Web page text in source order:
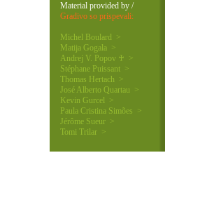
Material provided by /
Gradivo so prispevali:
Michel Boulard >
Matija Gogala >
Andrej V. Popov ♰ >
Stéphane Puissant >
Thomas Hertach >
José Alberto Quartau >
Kevin Gurcel >
Paula Cristina Simões >
Jérôme Sueur >
Tomi Trilar >